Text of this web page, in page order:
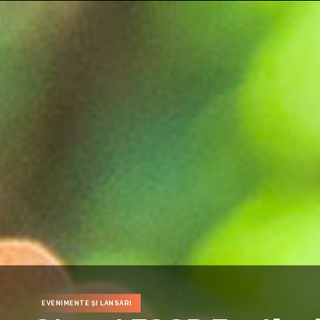
EVENIMENTE ȘI LANSARI